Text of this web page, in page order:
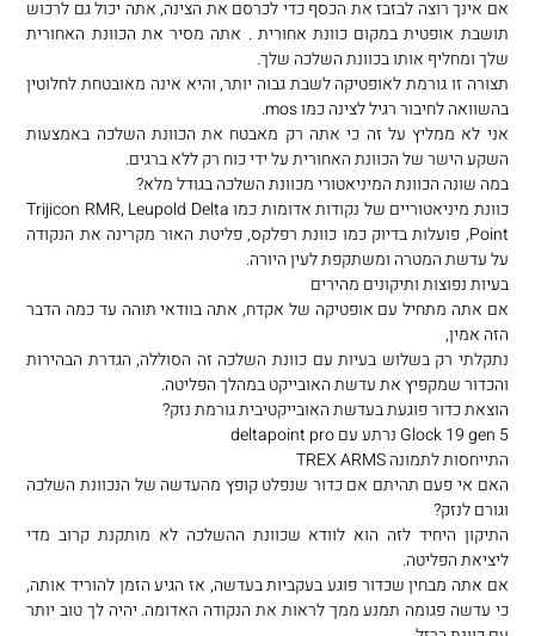
אם אינך רוצה לבזבז את הכסף כדי לכרסם את הצינה, אתה יכול גם לרכוש
תושבת אופטית במקום כוונת אחורית . אתה מסיר את הכוונת האחורית
שלך ומחליף אותו בכוונת השלכה שלך.
תצורה זו גורמת לאופטיקה לשבת גבוה יותר, והיא אינה מאובטחת לחלוטין
בהשוואה לחיבור רגיל לצינה כמו mos.
אני לא ממליץ על זה כי אתה רק מאבטח את הכוונת השלכה באמצעות
השקע הישר של הכוונת האחורית על ידי כוח רק ללא ברגים.
במה שונה הכוונת המיניאטורי מכוונת השלכה בגודל מלא?
כוונת מיניאטוריים של נקודות אדומות כמו Trijicon RMR, Leupold Delta
Point, פועלות בדיוק כמו כוונת רפלקס, פליטת האור מקרינה את הנקודה
על עדשת המטרה ומשתקפת לעין היורה.
בעיות נפוצות ותיקונים מהירים
אם אתה מתחיל עם אופטיקה של אקדח, אתה בוודאי תוהה עד כמה הדבר
הזה אמין,
נתקלתי רק בשלוש בעיות עם כוונת השלכה זה הסוללה, הגדרת הבהירות
והכדור שמקפיץ את עדשת האובייקט במהלך הפליטה.
הוצאת כדור פוגעת בעדשת האובייקטיבית גורמת נזק?
Glock 19 gen 5 נרתע עם deltapoint pro
התייחסות לתמונה TREX ARMS
האם אי פעם תהיתם אם כדור שנפלט קופץ מהעדשה של הנכוונת השלכה
וגורם לנזק?
התיקון היחיד לזה הוא לוודא שכוונת ההשלכה לא מותקנת קרוב מדי
ליציאת הפליטה.
אם אתה מבחין שכדור פוגע בעקביות בעדשה, אז הגיע הזמן להוריד אותה,
כי עדשה פגומה תמנע ממך לראות את הנקודה האדומה. יהיה לך טוב יותר